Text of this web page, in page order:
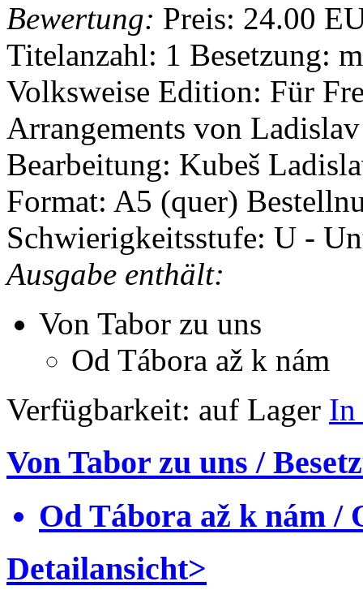
Bewertung: Preis: 24.00
Titelanzahl: 1 Besetzung:
Volksweise Edition: Für
Arrangements von
Bearbeitung: Kubeš
Format: A5 (quer)
Schwierigkeitsstufe: U -
Ausgabe enthält:
Von Tabor zu uns
Od Tábora až k nám
Verfügbarkeit: auf Lager In
Von Tabor zu uns /
Od Tábora až k nám /
Detailansicht>